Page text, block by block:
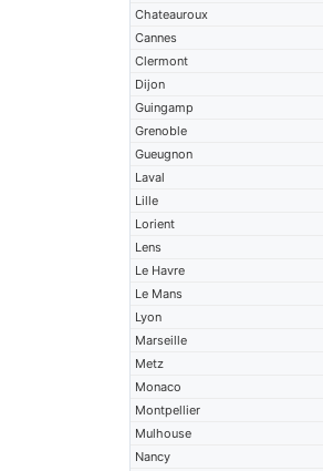
Chateauroux
Cannes
Clermont
Dijon
Guingamp
Grenoble
Gueugnon
Laval
Lille
Lorient
Lens
Le Havre
Le Mans
Lyon
Marseille
Metz
Monaco
Montpellier
Mulhouse
Nancy